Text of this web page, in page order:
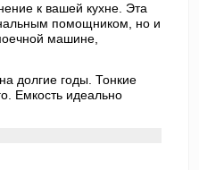
к вашей кухне. Эта
помощником, но и
машине,
долгие годы. Тонкие
Емкость идеально